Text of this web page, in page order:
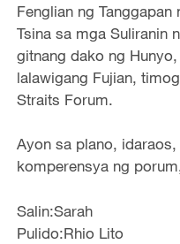
Fenglian ng
Tsina sa mga Suliranin
gitnang dako ng
lalawigang Fujian,
Straits Forum.
Ayon sa plano,
komperensya ng
Salin:Sarah
Pulido:Rhio Lito